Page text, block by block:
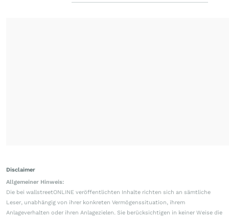
Disclaimer
Allgemeiner Hinweis:
Die bei wallstreetONLINE veröffentlichten Inhalte richten sich an sämtliche
Leser, unabhängig von ihrer konkreten Vermögenssituation, ihrem
Anlageverhalten oder ihren Anlagezielen. Sie berücksichtigen in keiner Weise die